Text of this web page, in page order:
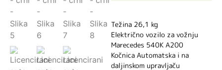
Težina 26,1 kg
Električno vozilo za vožnju
Marecedes 540K A200
Kočnica Automatska i na
daljinskom upravljaču